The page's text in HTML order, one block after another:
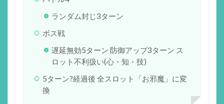
ランダム封じ3ターン
ボス戦
遅延無効5ターン 防御アップ3ターン ス
ロット不利扱い(心・知・技)
5ターン?経過後 全スロット「お邪魔」に変
換